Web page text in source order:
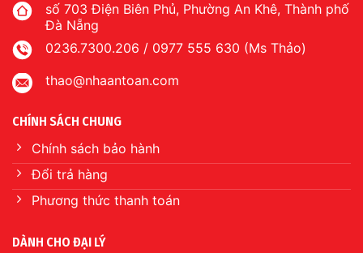
số 703 Điện Biên Phủ, Phường An Khê, Thành phố
Đà Nẵng
0236.7300.206 / 0977 555 630 (Ms Thảo)
thao@nhaantoan.com
CHÍNH SÁCH CHUNG
Chính sách bảo hành
Đổi trả hàng
Phương thức thanh toán
DÀNH CHO ĐẠI LÝ